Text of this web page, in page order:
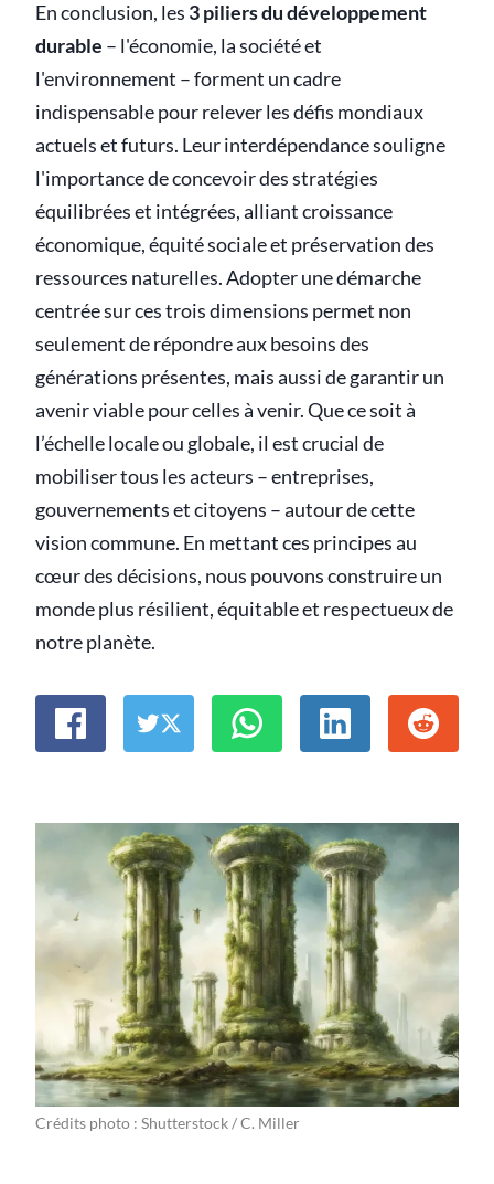
En conclusion, les 3 piliers du développement
durable – l'économie, la société et
l'environnement – forment un cadre
indispensable pour relever les défis mondiaux
actuels et futurs. Leur interdépendance souligne
l'importance de concevoir des stratégies
équilibrées et intégrées, alliant croissance
économique, équité sociale et préservation des
ressources naturelles. Adopter une démarche
centrée sur ces trois dimensions permet non
seulement de répondre aux besoins des
générations présentes, mais aussi de garantir un
avenir viable pour celles à venir. Que ce soit à
l’échelle locale ou globale, il est crucial de
mobiliser tous les acteurs – entreprises,
gouvernements et citoyens – autour de cette
vision commune. En mettant ces principes au
cœur des décisions, nous pouvons construire un
monde plus résilient, équitable et respectueux de
notre planète.
Crédits photo : Shutterstock / C. Miller